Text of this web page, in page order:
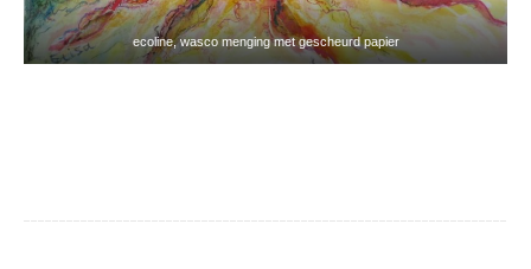
ecoline, wasco menging met gescheurd papier